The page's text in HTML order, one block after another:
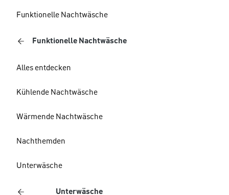
Funktionelle Nachtwäsche
Funktionelle Nachtwäsche
Alles entdecken
Kühlende Nachtwäsche
Wärmende Nachtwäsche
Nachthemden
Unterwäsche
Unterwäsche